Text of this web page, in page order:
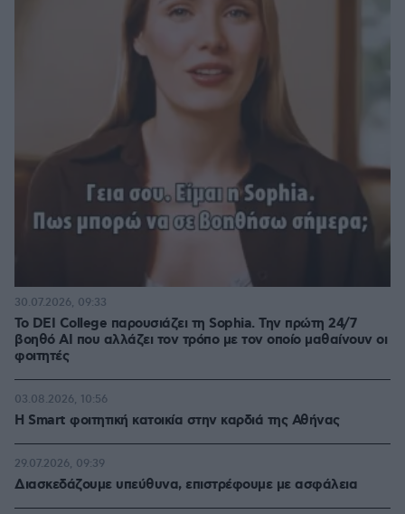
Το DEI College παρουσιάζει τη Sophia. Την πρώτη 24/7
βοηθό AI που αλλάζει τον τρόπο με τον οποίο μαθαίνουν οι
φοιτητές
30.07.2026, 09:33
Η Smart φοιτητική κατοικία στην καρδιά της Αθήνας
03.08.2026, 10:56
Διασκεδάζουμε υπεύθυνα, επιστρέφουμε με ασφάλεια
29.07.2026, 09:39